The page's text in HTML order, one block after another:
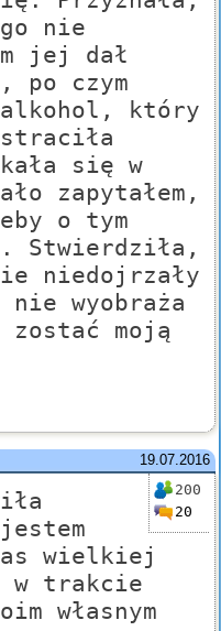
nie
jej dał
po czym
alkohol, który
się w
zapytałem,
o tym
Stwierdziła,
niedojrzały
wyobraża
zostać moją
19.07.2016
200
20
wielkiej
w trakcie
własnym